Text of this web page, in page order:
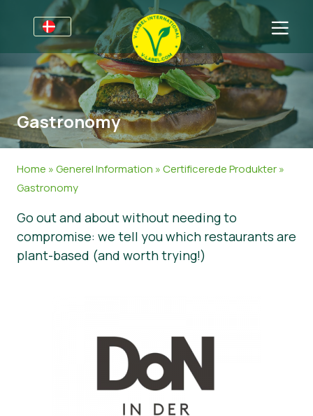
For virksomheder
Information til producenter
V-Label Webinars
Resources
Bliv certificeret
Sektorer
Oplysninger Generelt
Kosmetik og Rengøringsmidler
Non-Food
OSS
Generel Information
Certificerede Produkter
Om os
Om os
Kom i kontakt
Bliv certificeret
Materialer til pressen
Gastronomy
Home »Generel Information »Certificerede Produkter»
Gastronomy
Go out and about without needing to
compromise: we tell you which restaurants are
plant-based (and worth trying!)